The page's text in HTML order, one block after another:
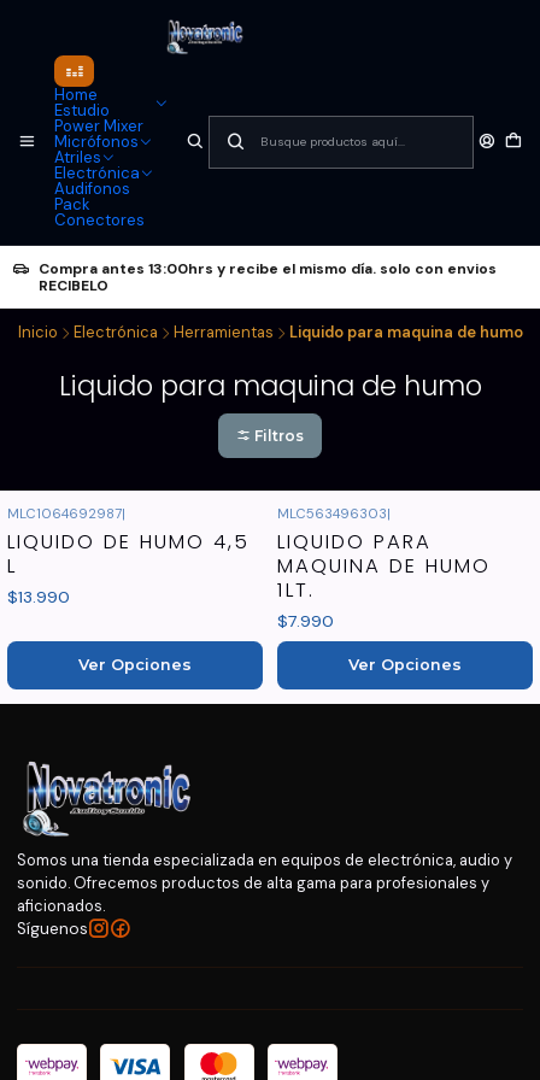
Home
Estudio
Power Mixer
Micrófonos
Atriles
Electrónica
Audifonos
Pack
Conectores
Compra antes 13:00hrs y recibe el mismo día. solo con envios
RECIBELO
Inicio Electrónica Herramientas Liquido para maquina de humo
Liquido para maquina de humo
Filtros
MLC1064692987|
LIQUIDO DE HUMO 4,5
L
$13.990
Ver Opciones
MLC563496303|
LIQUIDO PARA
MAQUINA DE HUMO
1LT.
$7.990
Ver Opciones
Somos una tienda especializada en equipos de electrónica, audio y
sonido. Ofrecemos productos de alta gama para profesionales y
aficionados.
Síguenos